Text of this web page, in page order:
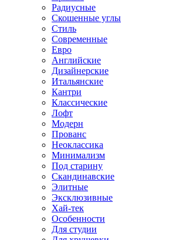
Радиусные
Скошенные углы
Стиль
Современные
Евро
Английские
Дизайнерские
Итальянские
Кантри
Классические
Лофт
Модерн
Прованс
Неоклассика
Минимализм
Под старину
Скандинавские
Элитные
Эксклюзивные
Хай-тек
Особенности
Для студии